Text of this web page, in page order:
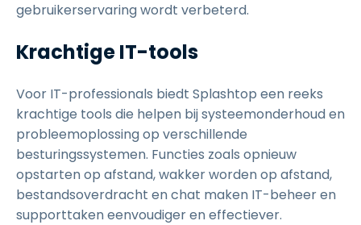
gebruikerservaring wordt verbeterd.
Krachtige IT-tools
Voor IT-professionals biedt Splashtop een reeks
krachtige tools die helpen bij systeemonderhoud en
probleemoplossing op verschillende
besturingssystemen. Functies zoals opnieuw
opstarten op afstand, wakker worden op afstand,
bestandsoverdracht en chat maken IT-beheer en
supporttaken eenvoudiger en effectiever.